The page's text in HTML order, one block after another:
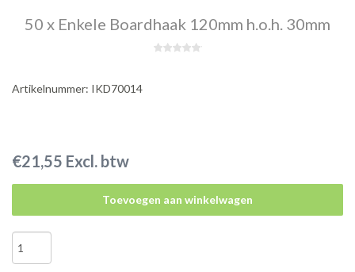
50 x Enkele Boardhaak 120mm h.o.h. 30mm
Artikelnummer: IKD70014
€21,55 Excl. btw
Toevoegen aan winkelwagen